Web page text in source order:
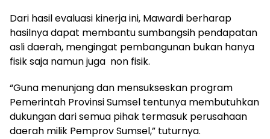
Dari hasil evaluasi kinerja ini, Mawardi berharap
hasilnya dapat membantu sumbangsih pendapatan
asli daerah, mengingat pembangunan bukan hanya
fisik saja namun juga non fisik.
“Guna menunjang dan mensukseskan program
Pemerintah Provinsi Sumsel tentunya membutuhkan
dukungan dari semua pihak termasuk perusahaan
daerah milik Pemprov Sumsel,” tuturnya.